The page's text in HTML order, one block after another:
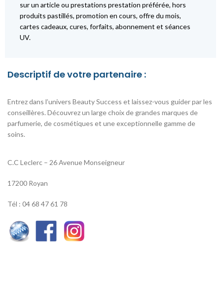
sur un article ou prestations prestation préférée, hors
produits pastillés, promotion en cours, offre du mois,
cartes cadeaux, cures, forfaits, abonnement et séances
UV.
Descriptif de votre partenaire :
Entrez dans l’univers Beauty Success et laissez-vous guider par les
conseillères. Découvrez un large choix de grandes marques de
parfumerie, de cosmétiques et une exceptionnelle gamme de
soins.
C.C Leclerc – 26 Avenue Monseigneur
17200 Royan
Tél : 04 68 47 61 78